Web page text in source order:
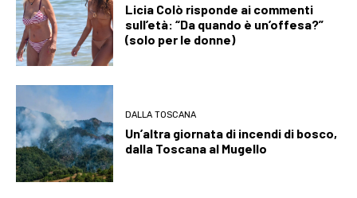
Licia Colò risponde ai commenti
sull’età: “Da quando è un’offesa?”
(solo per le donne)
DALLA TOSCANA
Un’altra giornata di incendi di bosco,
dalla Toscana al Mugello